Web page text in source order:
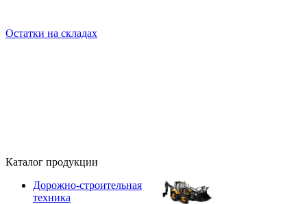
Остатки на складах
Каталог продукции
Дорожно-строительная
техника